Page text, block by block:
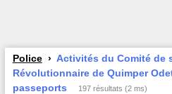
Police
Activités du Comité de
Révolutionnaire de Quimper
passeports
197 résultats (2 ms)